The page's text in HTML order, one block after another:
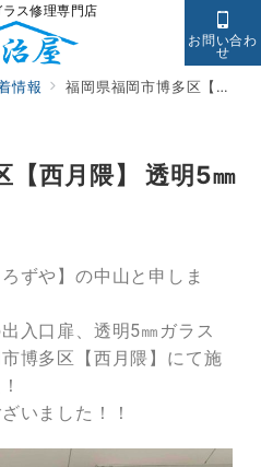
ス修理専門店
お問い合わ
せ
情報 福岡県福岡市博多区【西月隈】 透明5㎜ガラス交換・修理
【西月隈】 透明5㎜
ずや】の中山と申しま
入口扉、透明5㎜ガラス
博多区【西月隈】にて施
いました！！